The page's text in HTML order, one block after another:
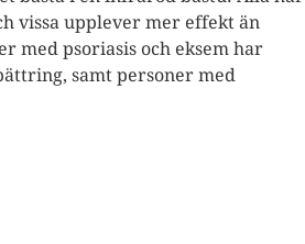
vissa upplever mer effekt än
med psoriasis och eksem har
samt personer med